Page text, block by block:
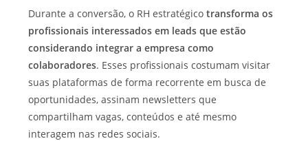
Durante a conversão, o RH estratégicotransforma os
profissionais interessados em leads que estão
considerando integrar a empresa como
colaboradores. Esses profissionais costumam visitar
suas plataformas de forma recorrente em busca de
oportunidades, assinam newsletters que
compartilham vagas, conteúdos e até mesmo
interagem nas redes sociais.